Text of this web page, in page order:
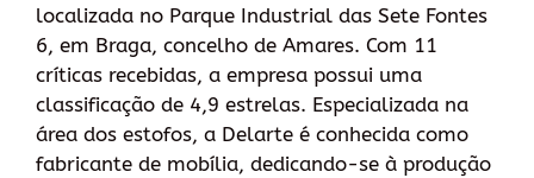
localizada no Parque Industrial das Sete Fontes
6, em Braga, concelho de Amares. Com 11
críticas recebidas, a empresa possui uma
classificação de 4,9 estrelas. Especializada na
área dos estofos, a Delarte é conhecida como
fabricante de mobília, dedicando-se à produção